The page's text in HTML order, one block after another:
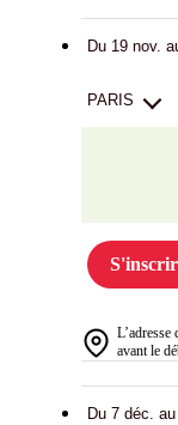
Du 19 nov.
PARIS
avant le
Du 7 déc.